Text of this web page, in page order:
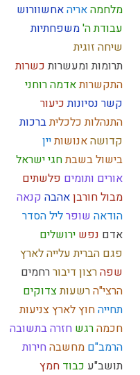
מלחמהאריהאחשוורוש
עבודת ה'משפחתיות
שיחה זוגית
תרומות ומעשרותכשרות
התקשרותאדמהרוחני
קשר נסיונותכיעור
התנהלות כלכליתברכות
קדושהאנושותיין
בישול בשבתחגי ישראל
אורים ותומים פלשתים
מבולחורבןאהבה קנאה
הודאה שופרליל הסדר
אדם נפש ירושלים
פגם הבריתעלייה לארץ
שפהרצון דיבוררחמים
הרצי"הרשעותצדוקים
תחייהחוץ לארץצניעות
חכמהרגש חזרה בתשובה
הרמב"ם מחשבה חירות
תושב"ע כבוד חמץ